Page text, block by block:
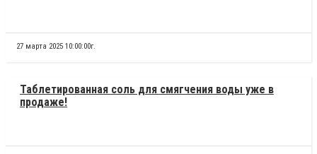
27 марта 2025 10:00:00г.
Таблетированная соль для смягчения воды уже в
продаже!